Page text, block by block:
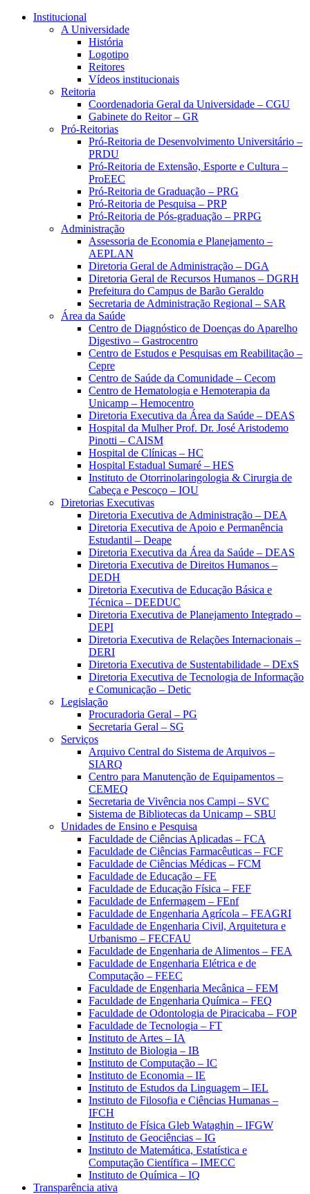
Conteúdo principal
Institucional
A Universidade
História
Logotipo
Reitores
Vídeos institucionais
Reitoria
Coordenadoria Geral da Universidade – CGU
Gabinete do Reitor – GR
Pró-Reitorias
Pró-Reitoria de Desenvolvimento Universitário –
PRDU
Pró-Reitoria de Extensão, Esporte e Cultura –
ProEEC
Pró-Reitoria de Graduação – PRG
Pró-Reitoria de Pesquisa – PRP
Pró-Reitoria de Pós-graduação – PRPG
Administração
Assessoria de Economia e Planejamento –
AEPLAN
Diretoria Geral de Administração – DGA
Diretoria Geral de Recursos Humanos – DGRH
Prefeitura do Campus de Barão Geraldo
Secretaria de Administração Regional – SAR
Área da Saúde
Centro de Diagnóstico de Doenças do Aparelho
Digestivo – Gastrocentro
Centro de Estudos e Pesquisas em Reabilitação –
Cepre
Centro de Saúde da Comunidade – Cecom
Centro de Hematologia e Hemoterapia da
Unicamp – Hemocentro
Diretoria Executiva da Área da Saúde – DEAS
Hospital da Mulher Prof. Dr. José Aristodemo
Pinotti – CAISM
Hospital de Clínicas – HC
Hospital Estadual Sumaré – HES
Instituto de Otorrinolaringologia & Cirurgia de
Cabeça e Pescoço – IOU
Diretorias Executivas
Diretoria Executiva de Administração – DEA
Diretoria Executiva de Apoio e Permanência
Estudantil – Deape
Diretoria Executiva da Área da Saúde – DEAS
Diretoria Executiva de Direitos Humanos –
DEDH
Diretoria Executiva de Educação Básica e
Técnica – DEEDUC
Diretoria Executiva de Planejamento Integrado –
DEPI
Diretoria Executiva de Relações Internacionais –
DERI
Diretoria Executiva de Sustentabilidade – DExS
Diretoria Executiva de Tecnologia de Informação
e Comunicação – Detic
Legislação
Procuradoria Geral – PG
Secretaria Geral – SG
Serviços
Arquivo Central do Sistema de Arquivos –
SIARQ
Centro para Manutenção de Equipamentos –
CEMEQ
Secretaria de Vivência nos Campi – SVC
Sistema de Bibliotecas da Unicamp – SBU
Unidades de Ensino e Pesquisa
Faculdade de Ciências Aplicadas – FCA
Faculdade de Ciências Farmacêuticas – FCF
Faculdade de Ciências Médicas – FCM
Faculdade de Educação – FE
Faculdade de Educação Física – FEF
Faculdade de Enfermagem – FEnf
Faculdade de Engenharia Agrícola – FEAGRI
Faculdade de Engenharia Civil, Arquitetura e
Urbanismo – FECFAU
Faculdade de Engenharia de Alimentos – FEA
Faculdade de Engenharia Elétrica e de
Computação – FEEC
Faculdade de Engenharia Mecânica – FEM
Faculdade de Engenharia Química – FEQ
Faculdade de Odontologia de Piracicaba – FOP
Faculdade de Tecnologia – FT
Instituto de Artes – IA
Instituto de Biologia – IB
Instituto de Computação – IC
Instituto de Economia – IE
Instituto de Estudos da Linguagem – IEL
Instituto de Filosofia e Ciências Humanas –
IFCH
Instituto de Física Gleb Wataghin – IFGW
Instituto de Geociências – IG
Instituto de Matemática, Estatística e
Computação Científica – IMECC
Instituto de Química – IQ
Transparência ativa